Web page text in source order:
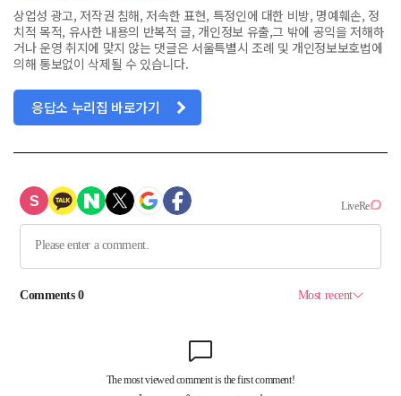
상업성 광고, 저작권 침해, 저속한 표현, 특정인에 대한 비방, 명예훼손, 정
치적 목적, 유사한 내용의 반복적 글, 개인정보 유출,그 밖에 공익을 저해하
거나 운영 취지에 맞지 않는 댓글은 서울특별시 조례 및 개인정보보호법에
의해 통보없이 삭제될 수 있습니다.
응답소 누리집 바로가기